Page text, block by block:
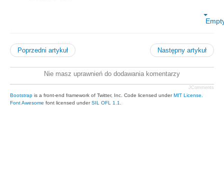
Poprzedni artykuł Następny artykuł
Nie masz uprawnień do dodawania komentarzy
JComments
Bootstrap is a front-end framework of Twitter, Inc. Code licensed underMIT License.
Font Awesome font licensed underSIL OFL 1.1